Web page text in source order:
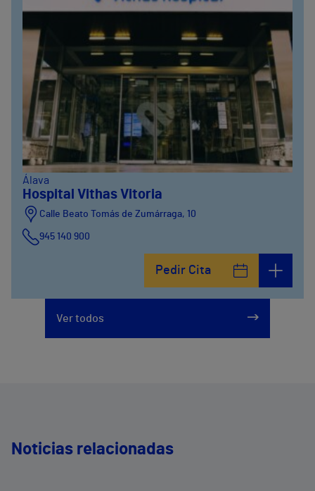
Álava
Hospital Vithas Vitoria
Calle Beato Tomás de Zumárraga, 10
945 140 900
Pedir Cita
Ver todos
Noticias relacionadas